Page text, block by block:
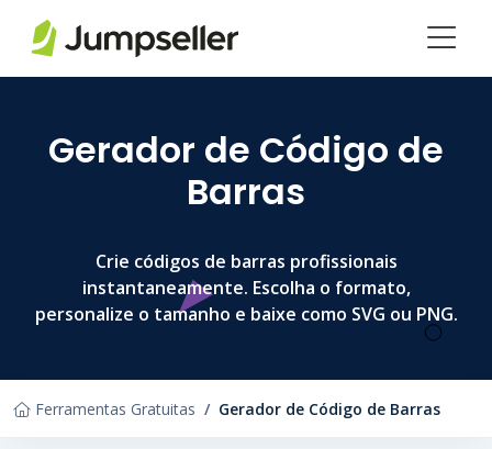
Gerador de Código de
Barras
Crie códigos de barras profissionais
instantaneamente. Escolha o formato,
personalize o tamanho e baixe como SVG ou PNG.
Ferramentas Gratuitas Gerador de Código de Barras